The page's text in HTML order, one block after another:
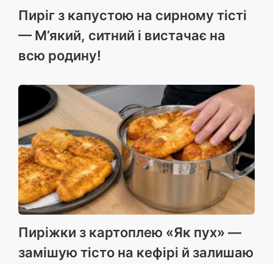
Пиріг з капустою на сирному тісті
— М’який, ситний і вистачає на
всю родину!
Пиріжки з картоплею «Як пух» —
замішую тісто на кефірі й залишаю